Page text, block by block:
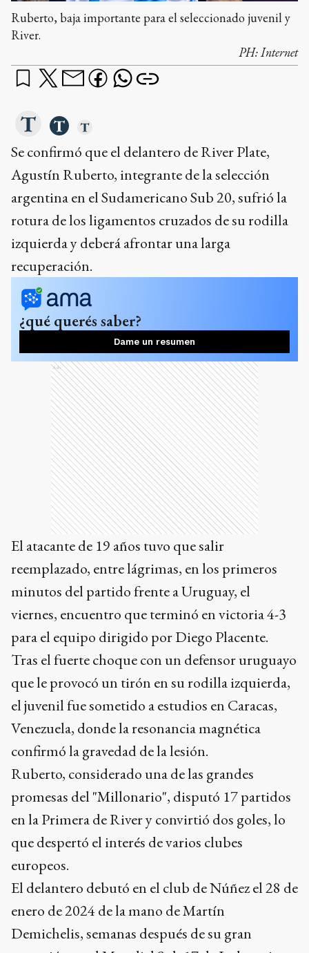
Ruberto, baja importante para el seleccionado juvenil y
River.
PH:Internet
Se confirmó que el delantero de River Plate,
Agustín Ruberto, integrante de la selección
argentina en el Sudamericano Sub 20, sufrió la
rotura de los ligamentos cruzados de su rodilla
izquierda y deberá afrontar una larga
recuperación.
¿qué querés saber?
Dame un resumen
Ads
El atacante de 19 años tuvo que salir
reemplazado, entre lágrimas, en los primeros
minutos del partido frente a Uruguay, el
viernes, encuentro que terminó en victoria 4-3
para el equipo dirigido por Diego Placente.
Tras el fuerte choque con un defensor uruguayo
que le provocó un tirón en su rodilla izquierda,
el juvenil fue sometido a estudios en Caracas,
Venezuela, donde la resonancia magnética
confirmó la gravedad de la lesión.
Ruberto, considerado una de las grandes
promesas del "Millonario", disputó 17 partidos
en la Primera de River y convirtió dos goles, lo
que despertó el interés de varios clubes
europeos.
El delantero debutó en el club de Núñez el 28 de
enero de 2024 de la mano de Martín
Demichelis, semanas después de su gran